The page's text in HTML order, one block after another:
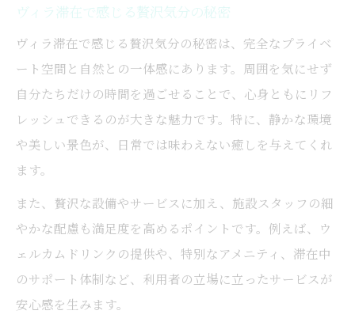
ヴィラ滞在で感じる贅沢気分の秘密
ヴィラ滞在で感じる贅沢気分の秘密は、完全なプライベ
ート空間と自然との一体感にあります。周囲を気にせず
自分たちだけの時間を過ごせることで、心身ともにリフ
レッシュできるのが大きな魅力です。特に、静かな環境
や美しい景色が、日常では味わえない癒しを与えてくれ
ます。
また、贅沢な設備やサービスに加え、施設スタッフの細
やかな配慮も満足度を高めるポイントです。例えば、ウ
ェルカムドリンクの提供や、特別なアメニティ、滞在中
のサポート体制など、利用者の立場に立ったサービスが
安心感を生みます。